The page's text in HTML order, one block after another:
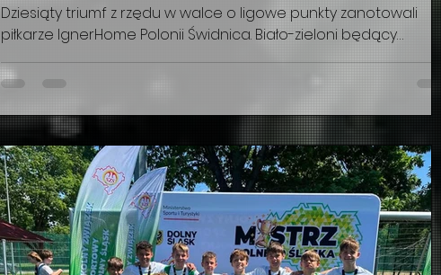
Dziesiąty triumf z rzędu w walce o ligowe punkty zanotowali
piłkarze IgnerHome Polonii Świdnica. Biało-zieloni będący
całej przewagi w wyjazdowym starciu ze Skałkami Stolec, ale
stroną dyktującą warunki i atakującą byli podopieczni trenera
Marcina Domagały. Do przerwy prowadziliśmy jednak skromnie
1:0 po trafieniu kapitana Wojciecha Sowy, który w 9. minucie w